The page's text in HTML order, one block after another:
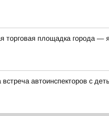
торговая площадка города —
автоинспекторов с